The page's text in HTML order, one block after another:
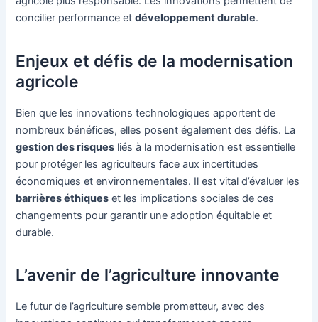
concilier performance etdéveloppement durable.
Enjeux et défis de la modernisation
agricole
Bien que les innovations technologiques apportent de
nombreux bénéfices, elles posent également des défis. La
gestion des risques liés à la modernisation est essentielle
pour protéger les agriculteurs face aux incertitudes
économiques et environnementales. Il est vital d’évaluer les
barrières éthiques et les implications sociales de ces
changements pour garantir une adoption équitable et
durable.
L’avenir de l’agriculture innovante
Le futur de l’agriculture semble prometteur, avec des